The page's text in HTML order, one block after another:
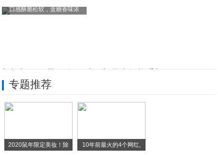
口感酥脆松软，蛋糖香味浓
三星高端手机市场疲软：三星S9韩国销量超
华为Nova2s图片赏析 迄今为止颜值最
专题推荐
2020鼠年限定美妆！除 10年前最火的4个网红,